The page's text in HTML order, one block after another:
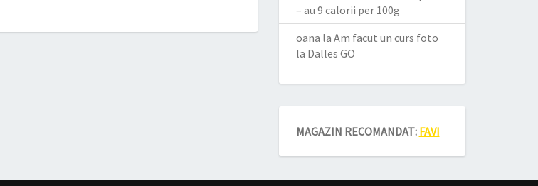
– au 9 calorii per 100g
oana la Am facut un curs foto
la Dalles GO
MAGAZIN RECOMANDAT: FAVI